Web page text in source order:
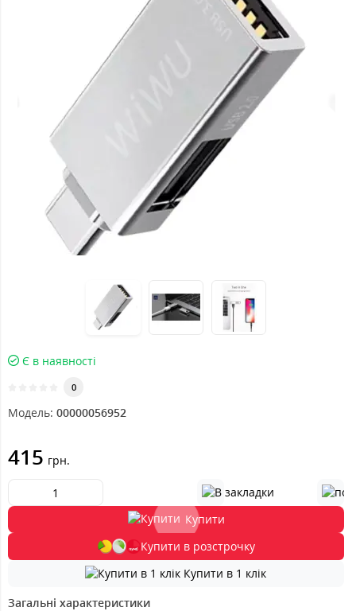
Є в наявності
0
Модель: 00000056952
415 грн.
Купити
Купити в розстрочку
Купити в 1 клік
Загальні характеристики